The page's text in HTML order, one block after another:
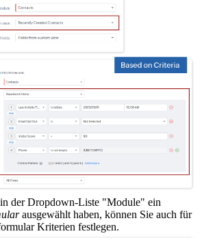
der Dropdown-Liste "Module" ein
ausgewählt haben, können Sie auch für
Kriterien festlegen.